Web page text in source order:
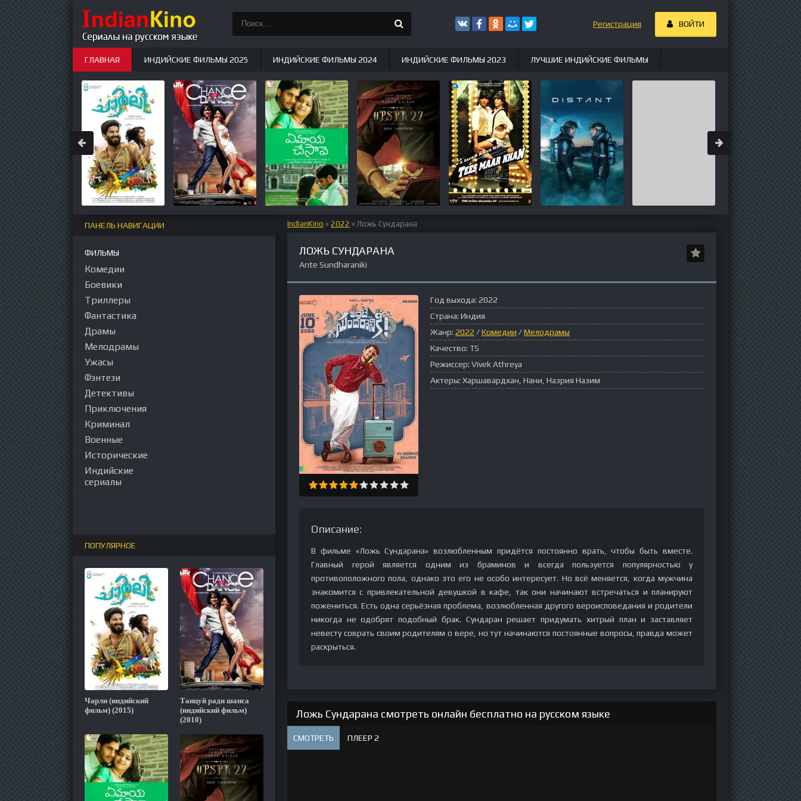
IndianKino » 2022 » Ложь Сундарана
ЛОЖЬ СУНДАРАНА
Ante Sundharaniki
Год выхода: 2022
Страна: Индия
Жанр: 2022 /Комедии /Мелодрамы
Качество: TS
Режиссер: Vivek Athreya
Актеры: Харшавардхан, Нани, Назрия Назим
Описание:
В фильме «Ложь Сундарана» возлюбленным придётся постоянно врать, чтобы быть вместе.
Главный герой является одним из браминов и всегда пользуется популярностью у
противоположного пола, однако это его не особо интересует. Но всё меняется, когда мужчина
знакомится с привлекательной девушкой в кафе, так они начинают встречаться и планируют
пожениться. Есть одна серьёзная проблема, возлюбленная другого вероисповедания и родители
никогда не одобрят подобный брак. Сундаран решает придумать хитрый план и заставляет
невесту соврать своим родителям о вере, но тут начинаются постоянные вопросы, правда может
раскрыться.
Ложь Сундарана смотреть онлайн бесплатно на русском языке
СМОТРЕТЬ ПЛЕЕР 2
ПАНЕЛЬ НАВИГАЦИИ
ФИЛЬМЫ
Комедии
Боевики
Триллеры
Фантастика
Драмы
Мелодрамы
Ужасы
Фэнтези
Детективы
Приключения
Криминал
Военные
Исторические
Индийские
сериалы
ПОПУЛЯРНОЕ
Чарли (индийский
фильм) (2015)
Танцуй ради шанса
(индийский фильм)
(2010)
Регистрация ВОЙТИ
ГЛАВНАЯ ИНДИЙСКИЕ ФИЛЬМЫ 2025 ИНДИЙСКИЕ ФИЛЬМЫ 2024 ИНДИЙСКИЕ ФИЛЬМЫ 2023 ЛУЧШИЕ ИНДИЙСКИЕ ФИЛЬМЫ
ИНДИЙСКИЕ СЕРИАЛЫ НОВЫЕ